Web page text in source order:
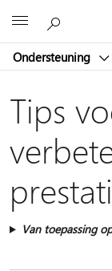
Ondersteuning
Tips
Van toepassing op